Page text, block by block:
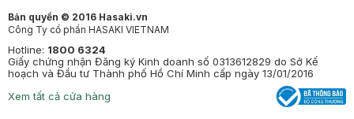
Bản quyền © 2016 Hasaki.vn
Công Ty cổ phần HASAKI VIETNAM
Hotline: 1800 6324
Giấy chứng nhận Đăng ký Kinh doanh số 0313612829 do Sở Kế
hoạch và Đầu tư Thành phố Hồ Chí Minh cấp ngày 13/01/2016
Xem tất cả cửa hàng